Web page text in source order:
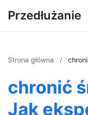
Przedłużanie
Strona główna /
chronić
Jak